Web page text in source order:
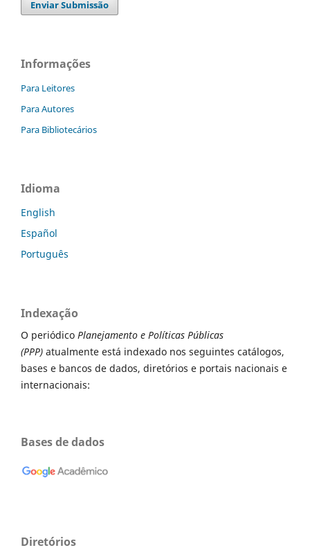
Enviar Submissão
Informações
Para Leitores
Para Autores
Para Bibliotecários
Idioma
English
Español
Português
Indexação
O periódico Planejamento e Políticas Públicas
(PPP) atualmente está indexado nos seguintes catálogos,
bases e bancos de dados, diretórios e portais nacionais e
internacionais:
Bases de dados
Diretórios